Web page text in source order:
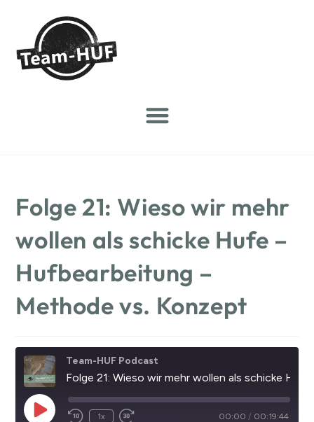
Folge 21: Wieso wir mehr
wollen als schicke Hufe –
Hufbearbeitung –
Methode vs. Konzept
Team-HUF Podcast
1x 00:00 / 00:19:44